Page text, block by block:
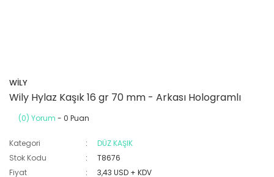
WİLY
Wily Hylaz Kaşık 16 gr 70 mm - Arkası Hologramlı
(0) Yorum - 0 Puan
Kategori
DÜZ KAŞIK
Stok Kodu
T8676
Fiyat
3,43 USD + KDV